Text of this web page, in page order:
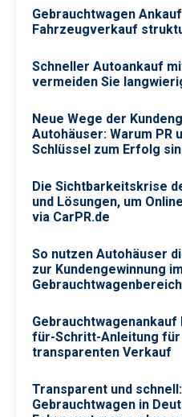
Gebrauchtwagen
Fahrzeugverkauf
Schneller Autoankauf
vermeiden Sie
Neue Wege der
Autohäuser: Warum PR
Schlüssel zum Erfolg
Die Sichtbarkeitskrise
und Lösungen, um
via CarPR.de
So nutzen Autohäuser
zur Kundengewinnung im
Gebrauchtwagenbereich
für-Schritt-Anleitung für
transparenten Verkauf
Transparent und
Gebrauchtwagen in